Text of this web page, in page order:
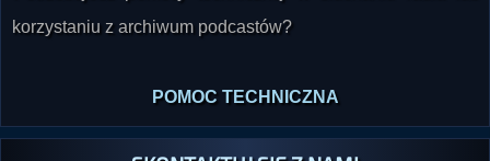
SKONTAKTUJ SIĘ Z NAMI